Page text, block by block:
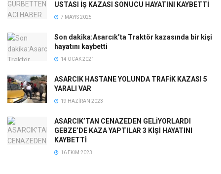
USTASI İŞ KAZASI SONUCU HAYATINI KAYBETTİ
7 MAYIS 2025
Son dakika:Asarcık’ta Traktör kazasında bir kişi
hayatını kaybetti
14 OCAK 2021
ASARCIK HASTANE YOLUNDA TRAFİK KAZASI 5
YARALI VAR
19 HAZIRAN 2023
ASARCIK’TAN CENAZEDEN GELİYORLARDI
GEBZE’DE KAZA YAPTILAR 3 KİŞİ HAYATINI
KAYBETTİ
16 EKIM 2023